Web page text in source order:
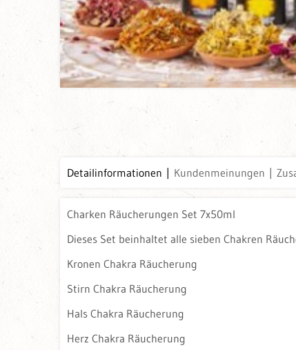
Detailinformationen Kundenmeinungen
Charken Räucherungen Set 7x50ml
Dieses Set beinhaltet alle sieben Chakren
Kronen Chakra Räucherung
Stirn Chakra Räucherung
Hals Chakra Räucherung
Herz Chakra Räucherung